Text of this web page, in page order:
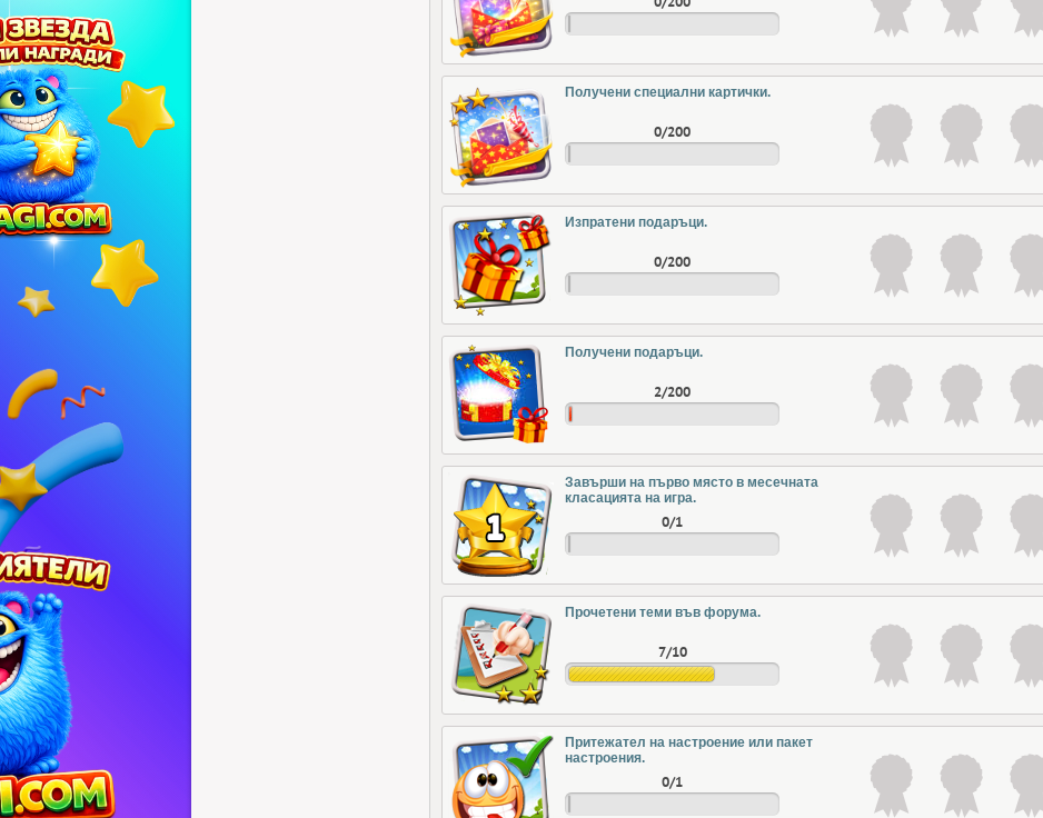
Получени специални картички.
0/200
Изпратени подаръци.
0/200
Получени подаръци.
2/200
Завърши на първо място в месечната
класацията на игра.
0/1
Прочетени теми във форума.
7/10
Притежател на настроение или пакет
настроения.
0/1